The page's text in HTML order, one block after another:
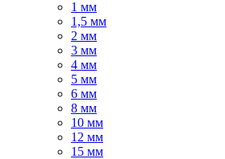
1 мм
1,5 мм
2 мм
3 мм
4 мм
5 мм
6 мм
8 мм
10 мм
12 мм
15 мм